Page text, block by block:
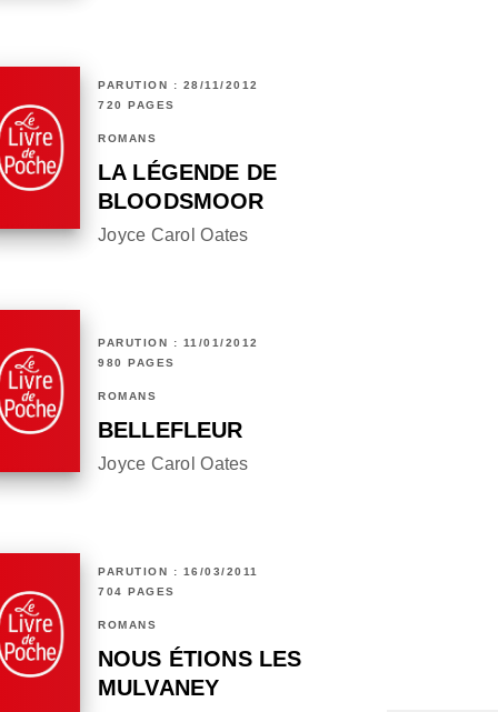
PARUTION : 28/11/2012
720 PAGES
ROMANS
LA LÉGENDE DE
BLOODSMOOR
Joyce Carol Oates
PARUTION : 11/01/2012
980 PAGES
ROMANS
BELLEFLEUR
Joyce Carol Oates
PARUTION : 16/03/2011
704 PAGES
ROMANS
NOUS ÉTIONS LES
MULVANEY